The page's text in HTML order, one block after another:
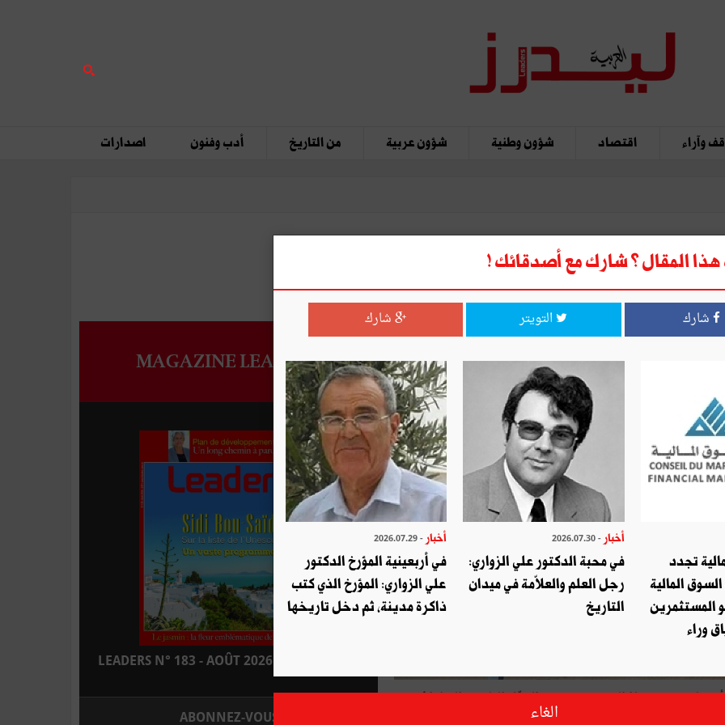
وآراء اقتصاد شؤون وطنية شؤون عربية من التاريخ أدب وفنون اصدارات
الوطن
وهي بهذا المعني تستوجب التنقّل المادي والجغرافي،
MAGAZINE LEADERS
LEADERS N° 183 - AOÛT 2026 : EN KIOSQUE
ABONNEZ-VOUS
المقال ؟ شارك مع أصدقائك !
شارك التويتر شارك
تجدد
المالية
المستثمرين
وراء
أخبار - 2026.07.30
في محبة الدكتور علي الزواري:
رجل العلم والعلاّمة في ميدان
التاريخ
أخبار - 2026.07.29
في أربعينية المؤرخ الدكتور
علي الزواري: المؤرخ الذي كتب
ذاكرة مدينة، ثم دخل تاريخها
الغاء